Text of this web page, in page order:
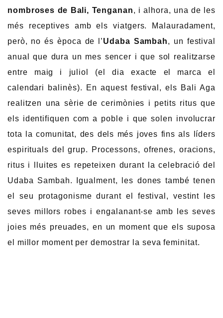
nombroses de Bali, Tenganan, i alhora, una de les
més receptives amb els viatgers. Malauradament,
però, no és època de l’Udaba Sambah, un festival
anual que dura un mes sencer i que sol realitzarse
entre maig i juliol (el dia exacte el marca el
calendari balinès). En aquest festival, els Bali Aga
realitzen una sèrie de cerimònies i petits ritus que
els identifiquen com a poble i que solen involucrar
tota la comunitat, des dels més joves fins als líders
espirituals del grup. Processons, ofrenes, oracions,
ritus i lluites es repeteixen durant la celebració del
Udaba Sambah. Igualment, les dones també tenen
el seu protagonisme durant el festival, vestint les
seves millors robes i engalanant-se amb les seves
joies més preuades, en un moment que els suposa
el millor moment per demostrar la seva feminitat.